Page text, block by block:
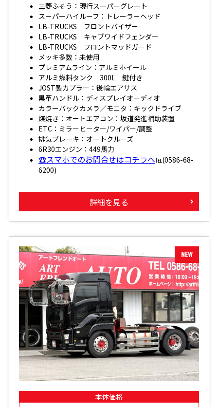
三菱ふそう：現行スーパーグレート
スーパーハイルーフ：トレーラーヘッド
LB-TRUCKS フロントバイザー
LB-TRUCKS キャブワイドフェンダー
LB-TRUCKS フロントマッドガード
メッキ多数：未使用
プレミアムライン：アルミホイール
アルミ燃料タンク 300L 鍵付き
JOST製カプラー：後輪エアサス
黒革ハンドル：ディスプレイオーディオ
カラーバックカメラ／モニタ：キックドライブ
煤焼き：オートエアコン：坂道発進補助装置
ETC：ミラーヒーター/ワイパー/調整
排気ブレーキ：オートクルーズ
6R30エンジン：449馬力
☎スマホでのお問合せはコチラへ℡(0586-68-
6200)
詳細を見る
本体価格